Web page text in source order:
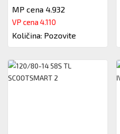
MP cena 4.932
VP cena 4.110
Količina: Pozovite